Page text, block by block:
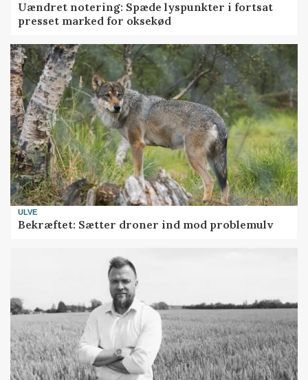
Uændret notering: Spæde lyspunkter i fortsat
presset marked for oksekød
ULVE
Bekræftet: Sætter droner ind mod problemulv